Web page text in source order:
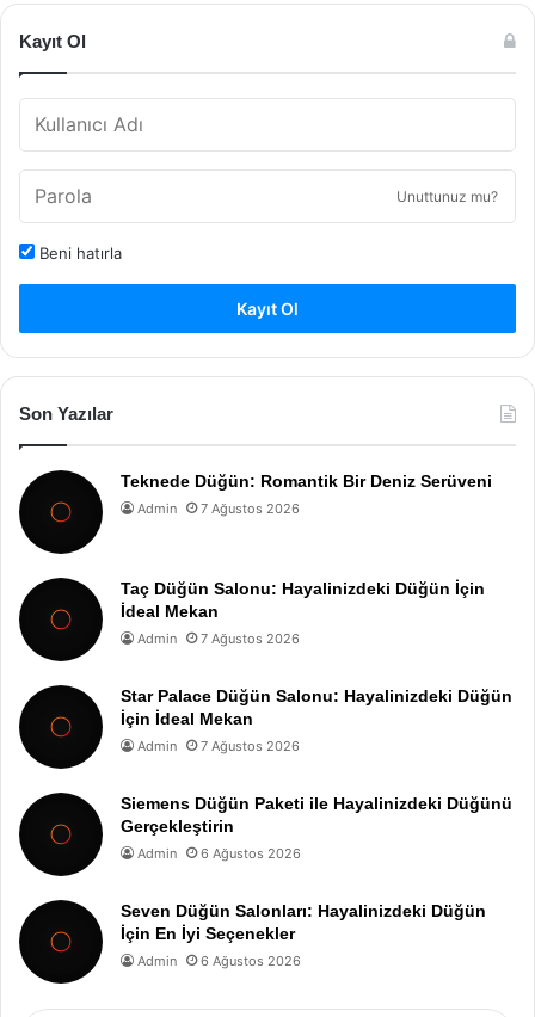
Kayıt Ol
Unuttunuz mu?
Beni hatırla
Kayıt Ol
Son Yazılar
Teknede Düğün: Romantik Bir Deniz Serüveni
Admin 7 Ağustos 2026
Taç Düğün Salonu: Hayalinizdeki Düğün İçin
İdeal Mekan
Admin 7 Ağustos 2026
Star Palace Düğün Salonu: Hayalinizdeki Düğün
İçin İdeal Mekan
Admin 7 Ağustos 2026
Siemens Düğün Paketi ile Hayalinizdeki Düğünü
Gerçekleştirin
Admin 6 Ağustos 2026
Seven Düğün Salonları: Hayalinizdeki Düğün
İçin En İyi Seçenekler
Admin 6 Ağustos 2026